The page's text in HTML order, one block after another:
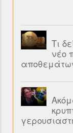
Τι
νέο